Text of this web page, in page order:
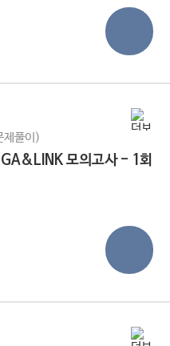
제풀이)
모의고사 - 1회